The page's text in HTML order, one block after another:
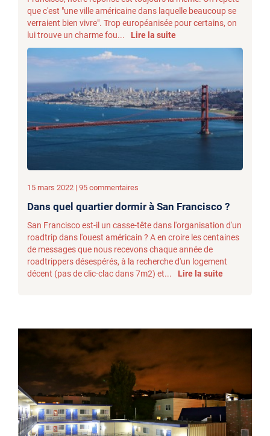
que c'est "une ville américaine dans laquelle beaucoup se
verraient bien vivre". Trop européanisée pour certains, on
lui trouve un charme fou...
Lire la suite
15 mars 2022 | 95 commentaires
Dans quel quartier dormir à San Francisco ?
San Francisco est-il un casse-tête dans l'organisation d'un
roadtrip dans l'ouest américain ? A en croire les centaines
de messages que nous recevons chaque année de
roadtrippers désespérés, à la recherche d'un logement
décent (pas de clic-clac dans 7m2) et...
Lire la suite